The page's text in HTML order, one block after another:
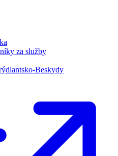
za služby
Beskydy